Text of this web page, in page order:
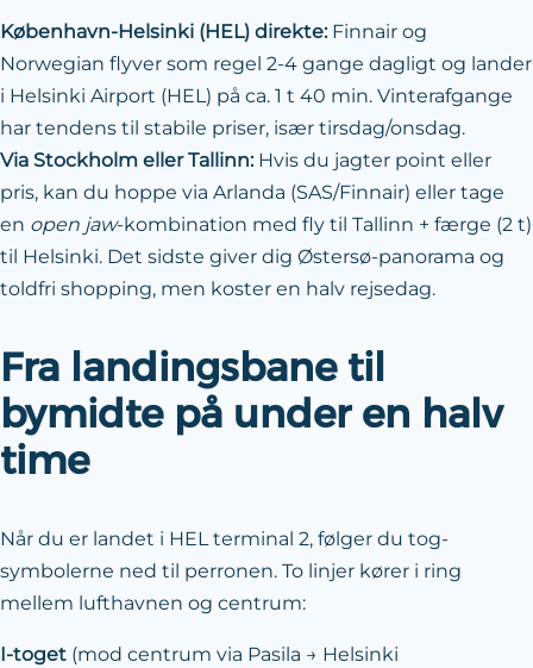
København-Helsinki (HEL) direkte:Finnair og
Norwegian flyver som regel 2-4 gange dagligt og lander
i Helsinki Airport (HEL) på ca. 1 t 40 min. Vinterafgange
har tendens til stabile priser, især tirsdag/onsdag.
Via Stockholm eller Tallinn:Hvis du jagter point eller
pris, kan du hoppe via Arlanda (SAS/Finnair) eller tage
en open jaw-kombination med fly til Tallinn + færge (2 t)
til Helsinki. Det sidste giver dig Østersø-panorama og
toldfri shopping, men koster en halv rejsedag.
Fra landingsbane til
bymidte på under en halv
time
Når du er landet i HEL terminal 2, følger du tog-
symbolerne ned til perronen. To linjer kører i ring
mellem lufthavnen og centrum:
I-toget (mod centrum via Pasila → Helsinki